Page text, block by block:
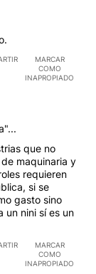
MARCAR
COMO
INAPROPIADO
que no
maquinaria y
requieren
si se
gasto sino
un nini sí es un
MARCAR
COMO
INAPROPIADO